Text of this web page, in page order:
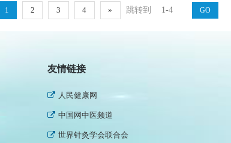
1 2 3 4 » 跳转到
友情链接
新华健康
人民健康网
中国网中医频道
世界针灸学会联合会